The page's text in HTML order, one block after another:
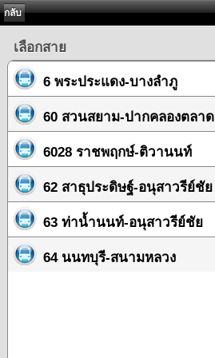
กลับ
เลือกสาย
6 พระประแดง-บางลำภู
60 สวนสยาม-ปากคลองตลาด
6028 ราชพฤกษ์-ติวานนท์
62 สาธุประดิษฐ์-อนุสาวรีย์ชัย
63 ท่าน้ำนนท์-อนุสาวรีย์ชัย
64 นนทบุรี-สนามหลวง